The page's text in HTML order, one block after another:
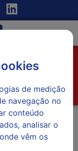
de medição
navegação no
conteúdo
analisar o
vêm os